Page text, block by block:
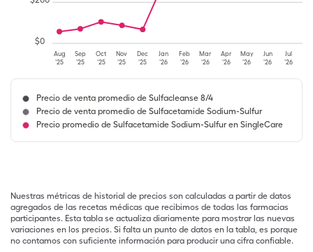
Aug
'25
Sep
'25
Oct
'25
Nov
'25
Dec
'25
Jan
'26
Feb
'26
Mar
'26
Apr
'26
May
'26
Jun
'26
Jul
'26
$0
Precio de venta promedio de Sulfacleanse 8/4
Precio de venta promedio de Sulfacetamide Sodium-Sulfur
Precio promedio de Sulfacetamide Sodium-Sulfur en SingleCare
Nuestras métricas de historial de precios son calculadas a partir de datos
agregados de las recetas médicas que recibimos de todas las farmacias
participantes. Esta tabla se actualiza diariamente para mostrar las nuevas
variaciones en los precios. Si falta un punto de datos en la tabla, es porque
no contamos con suficiente información para producir una cifra confiable.